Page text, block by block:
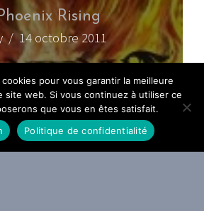
Rising
/ 14 octobre 2011
METAL
pour vous garantir la meilleure
site web. Si vous continuez à utiliser ce
que vous en êtes satisfait.
Politique de confidentialité